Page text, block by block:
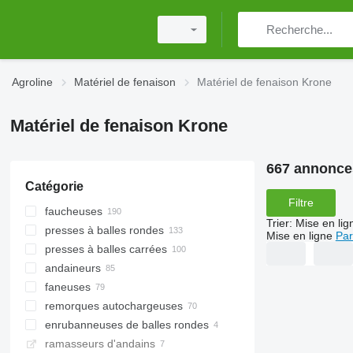
Agroline Matériel de fenaison Matériel de fenaison Krone
Matériel de fenaison Krone
Catégorie
faucheuses
faucheuses rotatives
faucheuses-conditionneuses
faucheuses automotrices
faucheuses d'accotement
presses à balles rondes
presses à balles carrées
andaineurs
faneuses
remorques autochargeuses
enrubanneuses de balles rondes
ramasseurs d'andains
667
Filtre
Trier: Mise en
Mise en ligne